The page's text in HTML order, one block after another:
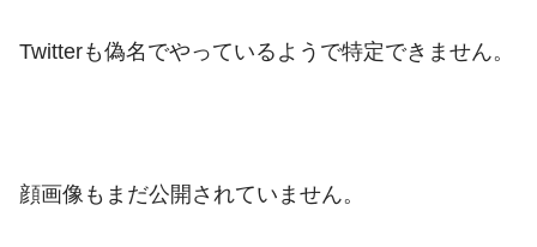
Twitterも偽名でやっているようで特定できません。
顔画像もまだ公開されていません。